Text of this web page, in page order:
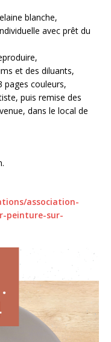
blanche,
avec prêt du
et des diluants,
pages couleurs,
puis remise des
dans le local de
association-
peinture-sur-